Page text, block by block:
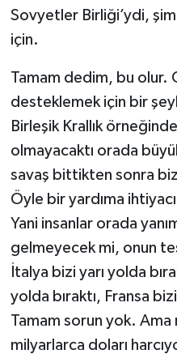
Sovyetler Birliği’ydi,
için.
Tamam dedim, bu olur.
desteklemek için bir
Birleşik Krallık
olmayacaktı orada
savaş bittikten sonra
Öyle bir yardıma
Yani insanlar orada
gelmeyecek mi, onun
İtalya bizi yarı yolda
yolda bıraktı, Fransa
Tamam sorun yok.
milyarlarca doları